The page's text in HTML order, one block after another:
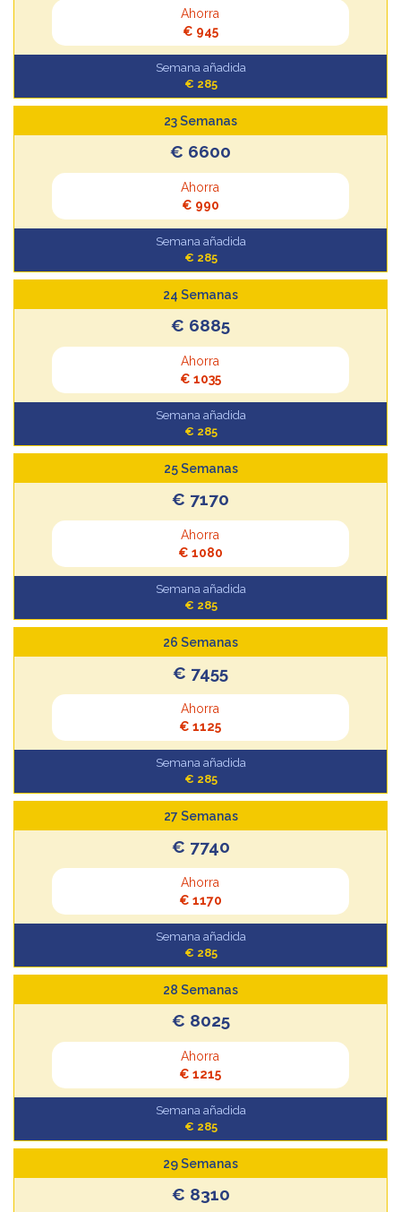
Ahorra
€ 945
Semana añadida
€ 285
23 Semanas
€ 6600
Ahorra
€ 990
Semana añadida
€ 285
24 Semanas
€ 6885
Ahorra
€ 1035
Semana añadida
€ 285
25 Semanas
€ 7170
Ahorra
€ 1080
Semana añadida
€ 285
26 Semanas
€ 7455
Ahorra
€ 1125
Semana añadida
€ 285
27 Semanas
€ 7740
Ahorra
€ 1170
Semana añadida
€ 285
28 Semanas
€ 8025
Ahorra
€ 1215
Semana añadida
€ 285
29 Semanas
€ 8310